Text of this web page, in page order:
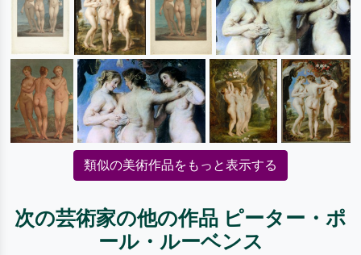
類似の美術作品をもっと表示する
次の芸術家の他の作品 ピーター・ポ
ール・ルーベンス